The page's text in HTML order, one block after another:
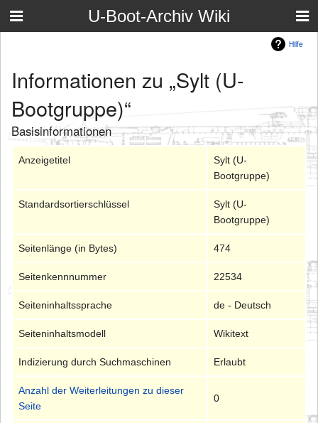
U-Boot-Archiv Wiki
Hilfe
Informationen zu „Sylt (U-
Bootgruppe)“
Basisinformationen
Anzeigetitel
Sylt (U-
Bootgruppe)
Standardsortierschlüssel
Sylt (U-
Bootgruppe)
Seitenlänge (in Bytes) 474
Seitenkennnummer 22534
Seiteninhaltssprache de - Deutsch
Seiteninhaltsmodell Wikitext
Indizierung durch Suchmaschinen Erlaubt
Anzahl der Weiterleitungen zu dieser
Seite
0